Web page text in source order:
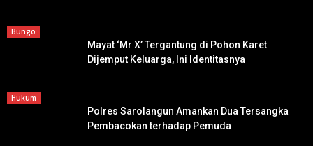
Bungo
Mayat ‘Mr X’ Tergantung di Pohon Karet
Dijemput Keluarga, Ini Identitasnya
Hukum
Polres Sarolangun Amankan Dua Tersangka
Pembacokan terhadap Pemuda